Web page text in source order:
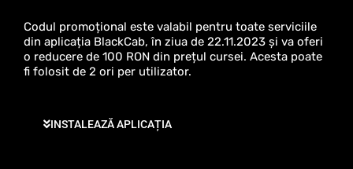
Codul promoțional este valabil pentru toate serviciile
din aplicația BlackCab, în ziua de 22.11.2023 și va oferi
o reducere de 100 RON din prețul cursei. Acesta poate
fi folosit de 2 ori per utilizator.
INSTALEAZĂ APLICAȚIA